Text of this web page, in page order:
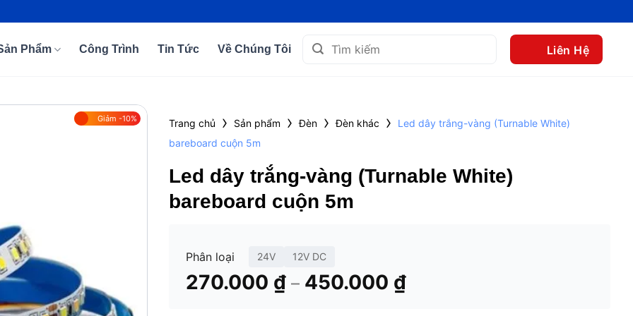
Phẩm Công Trình Tin Tức Về Chúng Tôi
Tìm
kiếm:
Liên Hệ
Giảm -10% Trang chủ › Sản phẩm ›Đèn ›Đèn khác ›
Led dây trắng-vàng (Turnable White)
bareboard cuộn 5m
Led dây trắng-vàng (Turnable White)
bareboard cuộn 5m
Phân loại 24V 12V DC
270.000 ₫ – 450.000 ₫Khoảng